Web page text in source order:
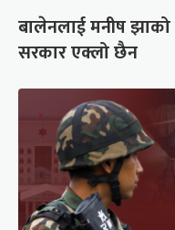
बालेनलाई मनीष
सरकार एक्लो छैन